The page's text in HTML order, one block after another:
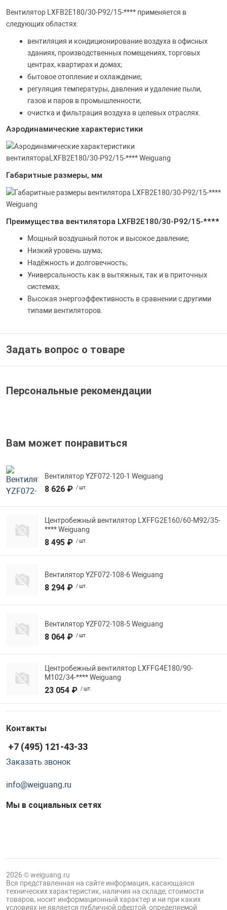
Вентилятор LXFB2E180/30-P92/15-**** применяется в
следующих областях:
вентиляция и кондиционирование воздуха в офисных
зданиях, производственных помещениях, торговых
центрах, квартирах и домах;
бытовое отопление и охлаждение;
регуляция температуры, давления и удаление пыли,
газов и паров в промышленности;
очистка и фильтрация воздуха в целевых отраслях.
Аэродинамические характеристики
Габаритные размеры, мм
Преимущества вентилятора LXFB2E180/30-P92/15-****
Мощный воздушный поток и высокое давление;
Низкий уровень шума;
Надёжность и долговечность;
Универсальность как в вытяжных, так и в приточных
системах;
Высокая энергоэффективность в сравнении с другими
типами вентиляторов.
Задать вопрос о товаре
Персональные рекомендации
Вам может понравиться
Вентилятор YZF072-120-1 Weiguang
8 626 ₽ / шт.
Центробежный вентилятор LXFFG2E160/60-M92/35-
**** Weiguang
8 495 ₽ / шт.
Вентилятор YZF072-108-6 Weiguang
8 294 ₽ / шт.
Вентилятор YZF072-108-5 Weiguang
8 064 ₽ / шт.
Центробежный вентилятор LXFFG4E180/90-
M102/34-**** Weiguang
23 054 ₽ / шт.
Контакты
+7 (495) 121-43-33
Заказать звонок
info@weiguang.ru
Мы в социальных сетях
2026 © weiguang.ru
Вся представленная на сайте информация, касающаяся
технических характеристик, наличия на складе, стоимости
товаров, носит информационный характер и ни при каких
условиях не является публичной офертой, определяемой